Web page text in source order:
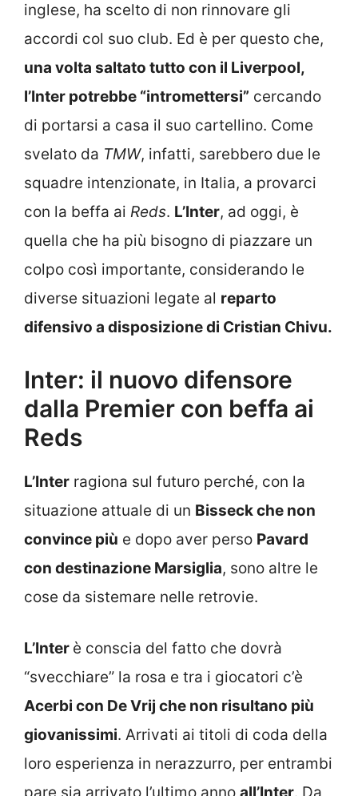
inglese, ha scelto di non rinnovare gli
accordi col suo club. Ed è per questo che,
una volta saltato tutto con il Liverpool,
l’Inter potrebbe “intromettersi” cercando
di portarsi a casa il suo cartellino. Come
svelato da TMW, infatti, sarebbero due le
squadre intenzionate, in Italia, a provarci
con la beffa ai Reds. L’Inter, ad oggi, è
quella che ha più bisogno di piazzare un
colpo così importante, considerando le
diverse situazioni legate al reparto
difensivo a disposizione di Cristian Chivu.
Inter: il nuovo difensore
dalla Premier con beffa ai
Reds
L’Inter ragiona sul futuro perché, con la
situazione attuale di un Bisseck che non
convince più e dopo aver perso Pavard
con destinazione Marsiglia, sono altre le
cose da sistemare nelle retrovie.
L’Inter è conscia del fatto che dovrà
“svecchiare” la rosa e tra i giocatori c’è
Acerbi con De Vrij che non risultano più
giovanissimi. Arrivati ai titoli di coda della
loro esperienza in nerazzurro, per entrambi